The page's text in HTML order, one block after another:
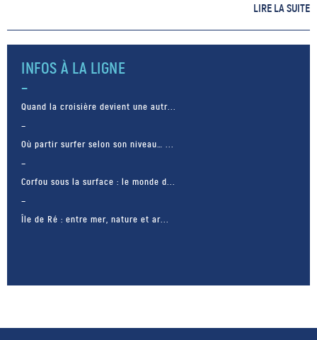
UNDER THE POLE III, après
sous-marines de l’Arctique à la
Polynésie française. Ils se
LIRE LA SUITE
INFOS À LA LIGNE
Quand la croisière devient une autr...
Où partir surfer selon son niveau… ...
Corfou sous la surface : le monde d...
Île de Ré : entre mer, nature et ar...